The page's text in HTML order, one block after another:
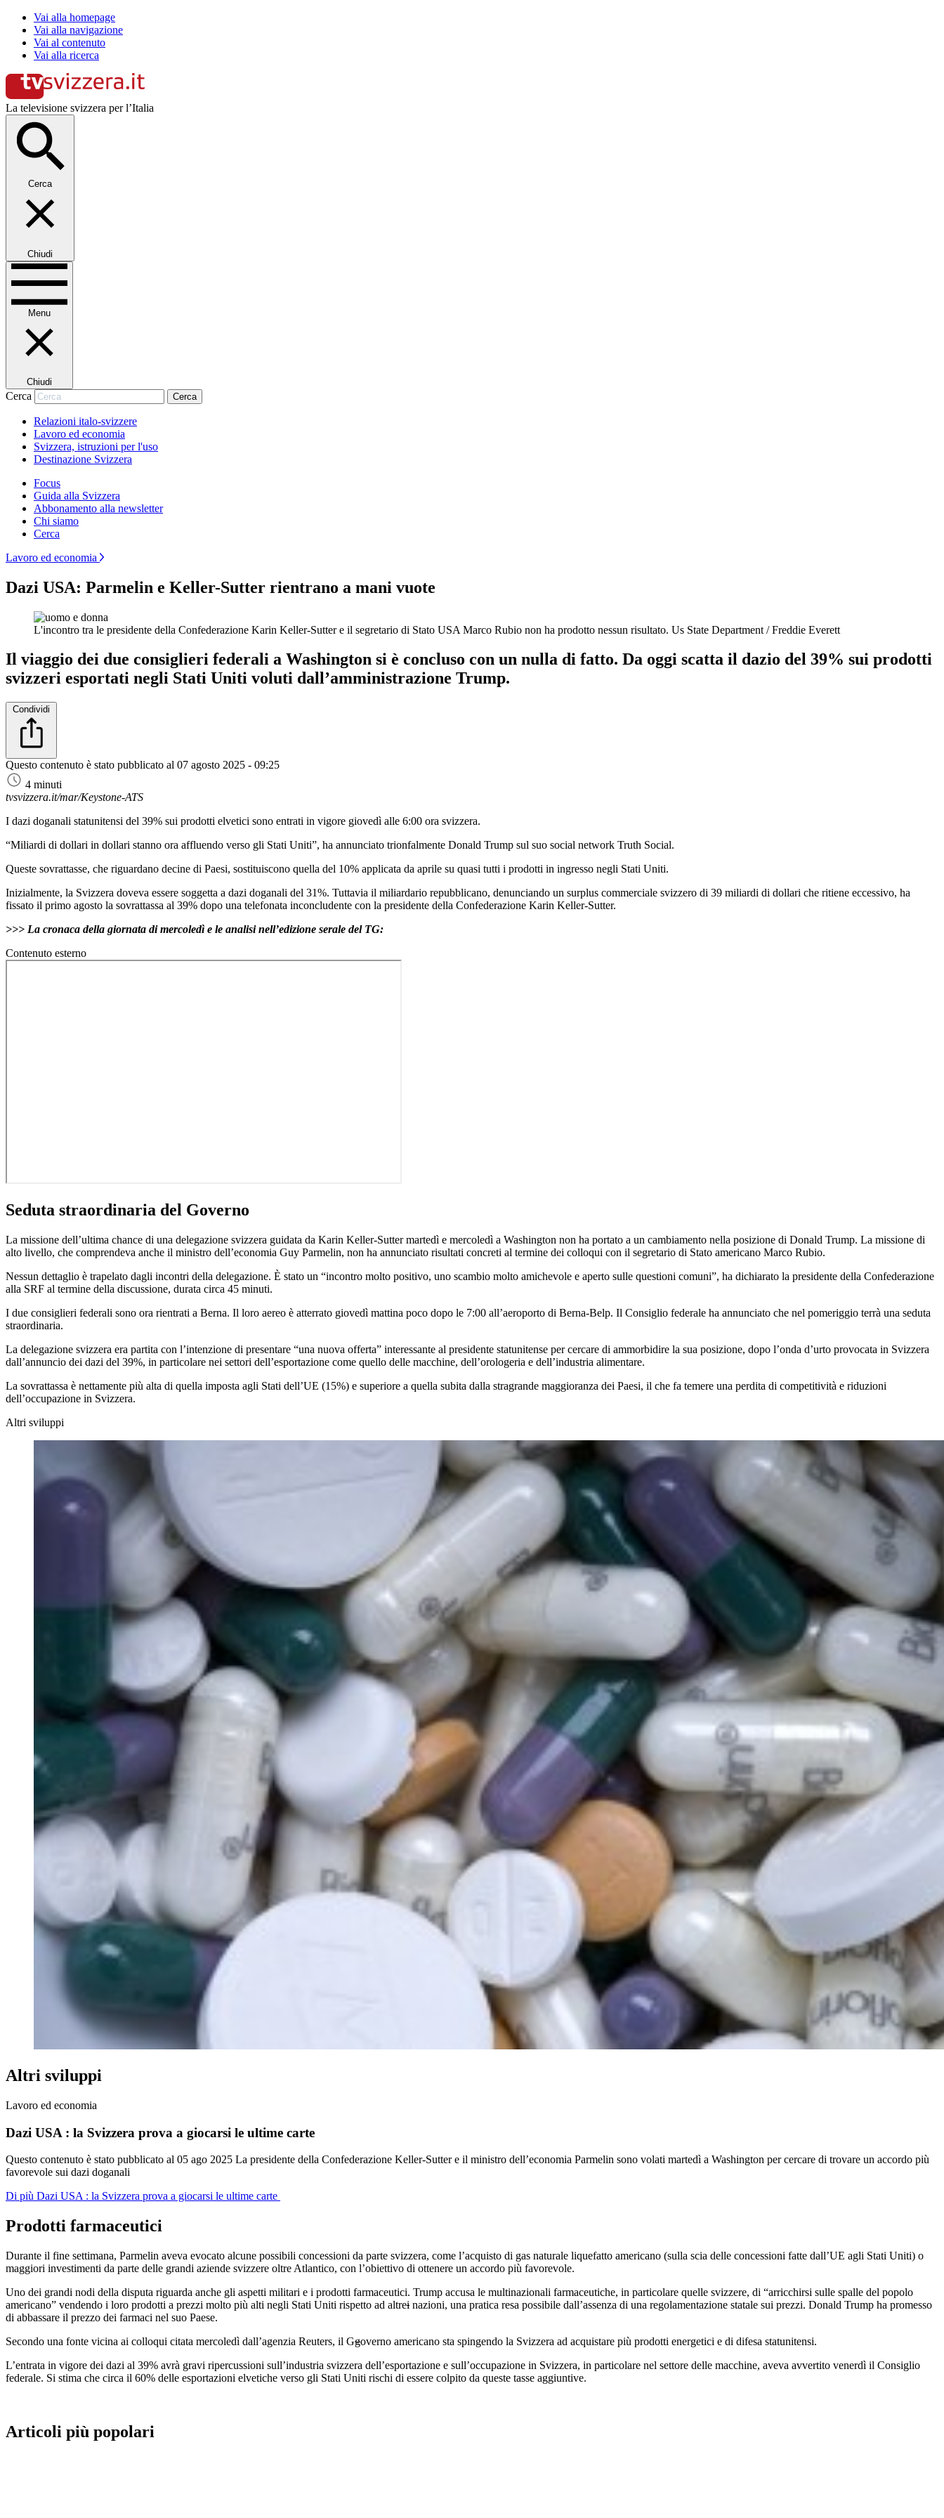
Vai alla homepage
Vai alla navigazione
Vai al contenuto
Vai alla ricerca
La televisione svizzera per l’Italia
Cerca
Chiudi
Menu
Chiudi
Cerca Cerca
Relazioni italo-svizzere
Lavoro ed economia
Svizzera, istruzioni per l'uso
Destinazione Svizzera
Focus
Guida alla Svizzera
Abbonamento alla newsletter
Chi siamo
Cerca
Lavoro ed economia
Dazi USA: Parmelin e Keller-Sutter rientrano a mani vuote
L'incontro tra le presidente della Confederazione Karin Keller-Sutter e il segretario di Stato USA Marco Rubio non ha prodotto nessun risultato. Us State Department / Freddie Everett
Il viaggio dei due consiglieri federali a Washington si è concluso con un nulla di fatto. Da oggi scatta il dazio del 39% sui prodotti
svizzeri esportati negli Stati Uniti voluti dall’amministrazione Trump.
Condividi
Questo contenuto è stato pubblicato al 07 agosto 2025 - 09:25
4 minuti
tvsvizzera.it/mar/Keystone-ATS
I dazi doganali statunitensi del 39% sui prodotti elvetici sono entrati in vigore giovedì alle 6:00 ora svizzera.
“Miliardi di dollari in dollari stanno ora affluendo verso gli Stati Uniti”, ha annunciato trionfalmente Donald Trump sul suo social network Truth Social.
Queste sovrattasse, che riguardano decine di Paesi, sostituiscono quella del 10% applicata da aprile su quasi tutti i prodotti in ingresso negli Stati Uniti.
Inizialmente, la Svizzera doveva essere soggetta a dazi doganali del 31%. Tuttavia il miliardario repubblicano, denunciando un surplus commerciale svizzero di 39 miliardi di dollari che ritiene eccessivo, ha
fissato il primo agosto la sovrattassa al 39% dopo una telefonata inconcludente con la presidente della Confederazione Karin Keller-Sutter.
>>> La cronaca della giornata di mercoledì e le analisi nell’edizione serale del TG:
Contenuto esterno
Seduta straordinaria del Governo
La missione dell’ultima chance di una delegazione svizzera guidata da Karin Keller-Sutter martedì e mercoledì a Washington non ha portato a un cambiamento nella posizione di Donald Trump. La missione di
alto livello, che comprendeva anche il ministro dell’economia Guy Parmelin, non ha annunciato risultati concreti al termine dei colloqui con il segretario di Stato americano Marco Rubio.
Nessun dettaglio è trapelato dagli incontri della delegazione. È stato un “incontro molto positivo, uno scambio molto amichevole e aperto sulle questioni comuni”, ha dichiarato la presidente della Confederazione
alla SRF al termine della discussione, durata circa 45 minuti.
I due consiglieri federali sono ora rientrati a Berna. Il loro aereo è atterrato giovedì mattina poco dopo le 7:00 all’aeroporto di Berna-Belp. Il Consiglio federale ha annunciato che nel pomeriggio terrà una seduta
straordinaria.
La delegazione svizzera era partita con l’intenzione di presentare “una nuova offerta” interessante al presidente statunitense per cercare di ammorbidire la sua posizione, dopo l’onda d’urto provocata in Svizzera
dall’annuncio dei dazi del 39%, in particolare nei settori dell’esportazione come quello delle macchine, dell’orologeria e dell’industria alimentare.
La sovrattassa è nettamente più alta di quella imposta agli Stati dell’UE (15%) e superiore a quella subita dalla stragrande maggioranza dei Paesi, il che fa temere una perdita di competitività e riduzioni
dell’occupazione in Svizzera.
Altri sviluppi
Altri sviluppi
Lavoro ed economia
Dazi USA : la Svizzera prova a giocarsi le ultime carte
Questo contenuto è stato pubblicato al 05 ago 2025 La presidente della Confederazione Keller-Sutter e il ministro dell’economia Parmelin sono volati martedì a Washington per cercare di trovare un accordo più
favorevole sui dazi doganali
Di più Dazi USA : la Svizzera prova a giocarsi le ultime carte
Prodotti farmaceutici
Durante il fine settimana, Parmelin aveva evocato alcune possibili concessioni da parte svizzera, come l’acquisto di gas naturale liquefatto americano (sulla scia delle concessioni fatte dall’UE agli Stati Uniti) o
maggiori investimenti da parte delle grandi aziende svizzere oltre Atlantico, con l’obiettivo di ottenere un accordo più favorevole.
Uno dei grandi nodi della disputa riguarda anche gli aspetti militari e i prodotti farmaceutici. Trump accusa le multinazionali farmaceutiche, in particolare quelle svizzere, di “arricchirsi sulle spalle del popolo
americano” vendendo i loro prodotti a prezzi molto più alti negli Stati Uniti rispetto ad altrei nazioni, una pratica resa possibile dall’assenza di una regolamentazione statale sui prezzi. Donald Trump ha promesso
di abbassare il prezzo dei farmaci nel suo Paese.
Secondo una fonte vicina ai colloqui citata mercoledì dall’agenzia Reuters, il Ggoverno americano sta spingendo la Svizzera ad acquistare più prodotti energetici e di difesa statunitensi.
L’entrata in vigore dei dazi al 39% avrà gravi ripercussioni sull’industria svizzera dell’esportazione e sull’occupazione in Svizzera, in particolare nel settore delle macchine, aveva avvertito venerdì il Consiglio
federale. Si stima che circa il 60% delle esportazioni elvetiche verso gli Stati Uniti rischi di essere colpito da queste tasse aggiuntive.
Articoli più popolari